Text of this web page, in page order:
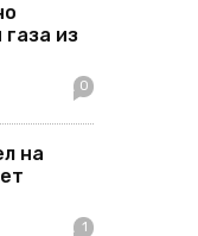
газа из
0
на
1